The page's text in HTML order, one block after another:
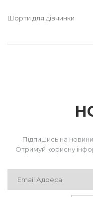
Шорти для дівчинки
Підпишись на
Отримуй корисну